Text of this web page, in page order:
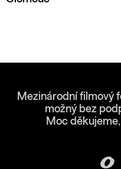
Mezinárodní filmový
možný bez
Moc